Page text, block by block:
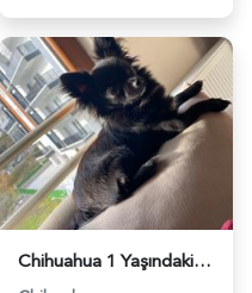
Chihuahua 1 Yaşındaki Kızıma Eş Arıyorum - 6208